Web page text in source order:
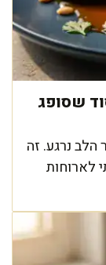
שסופג
הלב נרגע. זה
לארוחות